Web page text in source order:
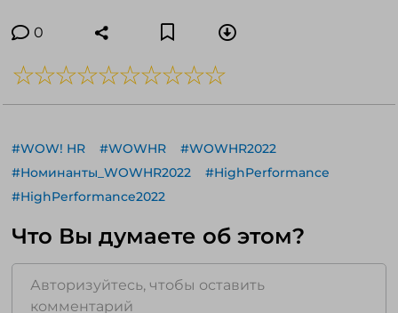
0
#WOW! HR #WOWHR
#WOWHR2022
#Номинанты_WOWHR2022
#HighPerformance
#HighPerformance2022
Что Вы думаете об этом?